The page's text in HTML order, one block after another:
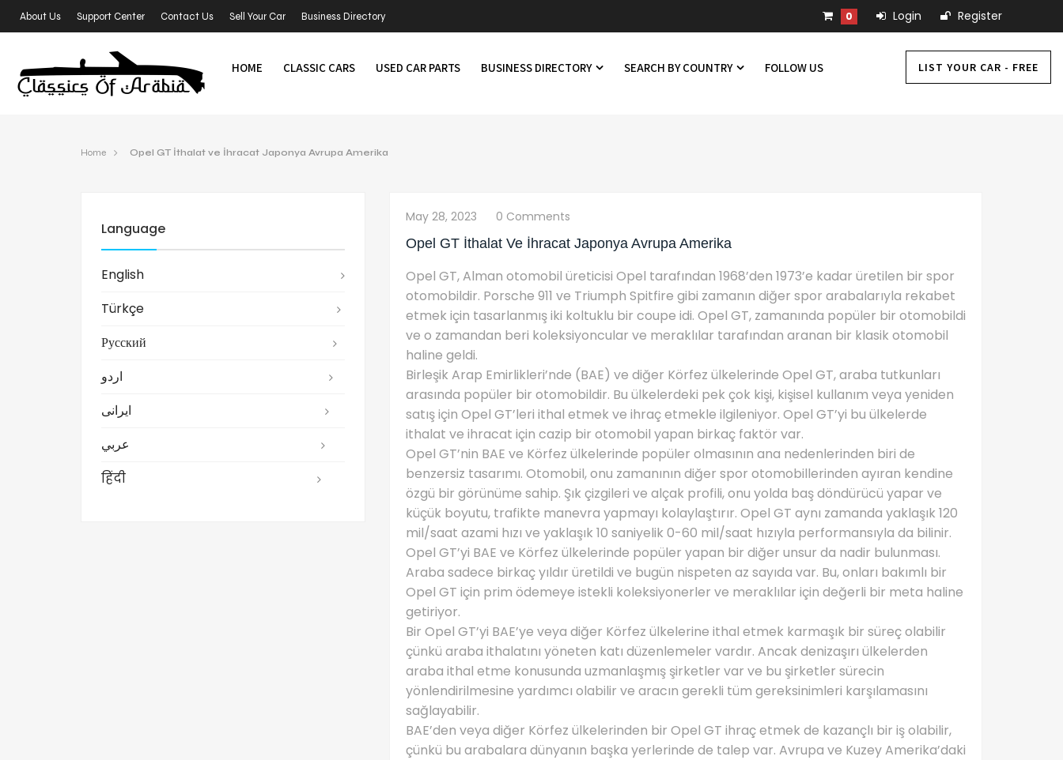
About Us Support Center Contact Us Sell Your Car Business Directory 0 Login Register
HOME CLASSIC CARS USED CAR PARTS BUSINESS DIRECTORY SEARCH BY COUNTRY FOLLOW US LIST YOUR CAR - FREE
Home Opel GT İthalat ve İhracat Japonya Avrupa Amerika
Language
English
Türkçe
Русский
اردو
ایرانی
عربي
हिंदी
May 28, 2023
0 Comments
Opel GT İthalat Ve İhracat Japonya Avrupa Amerika
Opel GT, Alman otomobil üreticisi Opel tarafından 1968’den 1973’e kadar üretilen bir spor
otomobildir. Porsche 911 ve Triumph Spitfire gibi zamanın diğer spor arabalarıyla rekabet
etmek için tasarlanmış iki koltuklu bir coupe idi. Opel GT, zamanında popüler bir otomobildi
ve o zamandan beri koleksiyoncular ve meraklılar tarafından aranan bir klasik otomobil
haline geldi.
Birleşik Arap Emirlikleri’nde (BAE) ve diğer Körfez ülkelerinde Opel GT, araba tutkunları
arasında popüler bir otomobildir. Bu ülkelerdeki pek çok kişi, kişisel kullanım veya yeniden
satış için Opel GT’leri ithal etmek ve ihraç etmekle ilgileniyor. Opel GT’yi bu ülkelerde
ithalat ve ihracat için cazip bir otomobil yapan birkaç faktör var.
Opel GT’nin BAE ve Körfez ülkelerinde popüler olmasının ana nedenlerinden biri de
benzersiz tasarımı. Otomobil, onu zamanının diğer spor otomobillerinden ayıran kendine
özgü bir görünüme sahip. Şık çizgileri ve alçak profili, onu yolda baş döndürücü yapar ve
küçük boyutu, trafikte manevra yapmayı kolaylaştırır. Opel GT aynı zamanda yaklaşık 120
mil/saat azami hızı ve yaklaşık 10 saniyelik 0-60 mil/saat hızıyla performansıyla da bilinir.
Opel GT’yi BAE ve Körfez ülkelerinde popüler yapan bir diğer unsur da nadir bulunması.
Araba sadece birkaç yıldır üretildi ve bugün nispeten az sayıda var. Bu, onları bakımlı bir
Opel GT için prim ödemeye istekli koleksiyonerler ve meraklılar için değerli bir meta haline
getiriyor.
Bir Opel GT’yi BAE’ye veya diğer Körfez ülkelerine ithal etmek karmaşık bir süreç olabilir
çünkü araba ithalatını yöneten katı düzenlemeler vardır. Ancak denizaşırı ülkelerden
araba ithal etme konusunda uzmanlaşmış şirketler var ve bu şirketler sürecin
yönlendirilmesine yardımcı olabilir ve aracın gerekli tüm gereksinimleri karşılamasını
sağlayabilir.
BAE’den veya diğer Körfez ülkelerinden bir Opel GT ihraç etmek de kazançlı bir iş olabilir,
çünkü bu arabalara dünyanın başka yerlerinde de talep var. Avrupa ve Kuzey Amerika’daki